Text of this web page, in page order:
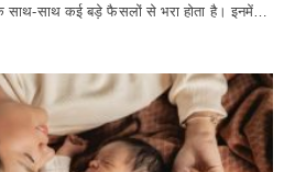
के साथ-साथ कई बड़े फैसलों से भरा होता है। इनमें…